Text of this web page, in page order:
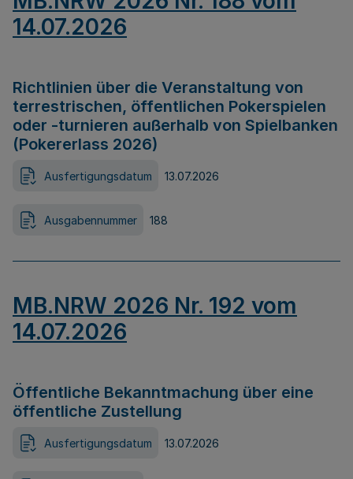
14.07.2026
Richtlinien über die Veranstaltung von
terrestrischen, öffentlichen Pokerspielen
oder -turnieren außerhalb von Spielbanken
(Pokererlass 2026)
Ausfertigungsdatum 13.07.2026
Ausgabennummer 188
MB.NRW 2026 Nr. 192 vom
14.07.2026
Öffentliche Bekanntmachung über eine
öffentliche Zustellung
Ausfertigungsdatum 13.07.2026